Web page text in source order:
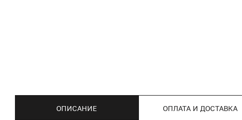
ОПИСАНИЕ ОПЛАТА И ДОСТАВКА